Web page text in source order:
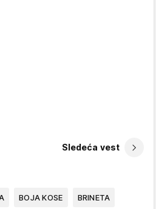
Sledeća vest
BOJA KOSE BRINETA